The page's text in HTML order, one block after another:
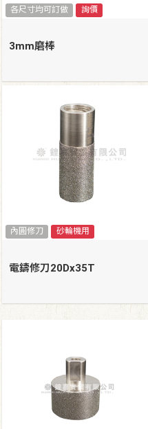
各尺寸均可訂做 詢價
3mm磨棒
內圓修刀 砂輪機用
電鑄修刀20Dx35T